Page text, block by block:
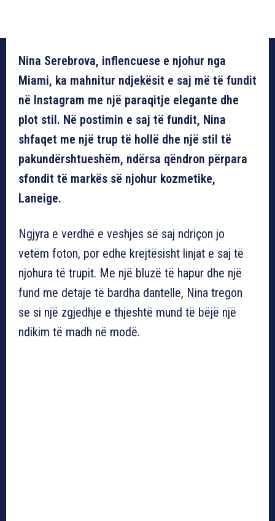
Nina Serebrova, inflencuese e njohur nga
Miami, ka mahnitur ndjekësit e saj më të fundit
në Instagram me një paraqitje elegante dhe
plot stil. Në postimin e saj të fundit, Nina
shfaqet me një trup të hollë dhe një stil të
pakundërshtueshëm, ndërsa qëndron përpara
sfondit të markës së njohur kozmetike,
Laneige.
Ngjyra e verdhë e veshjes së saj ndriçon jo
vetëm foton, por edhe krejtësisht linjat e saj të
njohura të trupit. Me një bluzë të hapur dhe një
fund me detaje të bardha dantelle, Nina tregon
se si një zgjedhje e thjeshtë mund të bëjë një
ndikim të madh në modë.